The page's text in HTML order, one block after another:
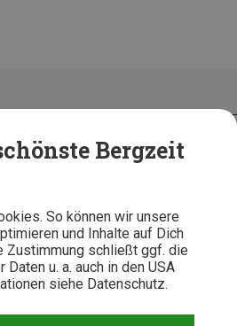
Bergzeit
So können wir unsere
und Inhalte auf Dich
Zustimmung schließt ggf. die
u. a. auch in den USA
siehe Datenschutz.